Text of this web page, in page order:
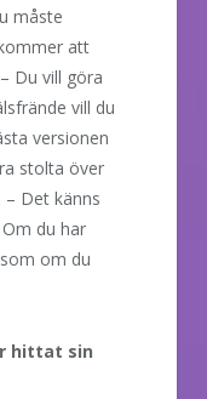
måste
att
Du vill göra
vill du
versionen
stolta över
– Det känns
du har
om du
hittat sin